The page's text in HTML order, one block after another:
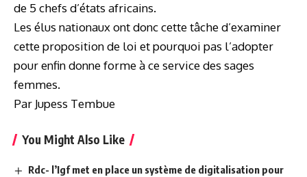
de 5 chefs d’états africains.
Les élus nationaux ont donc cette tâche d’examiner
cette proposition de loi et pourquoi pas l’adopter
pour enfin donne forme à ce service des sages
femmes.
Par Jupess Tembue
You Might Also Like
Rdc- l’Igf met en place un système de digitalisation pour